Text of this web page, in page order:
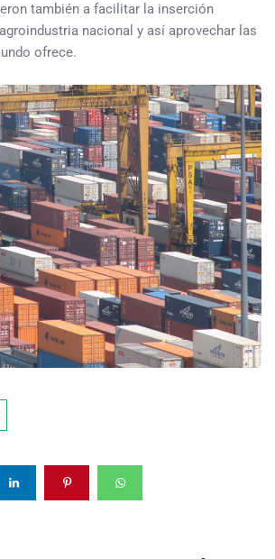
también a facilitar la inserción
nacional y así aprovechar las
ofrece.